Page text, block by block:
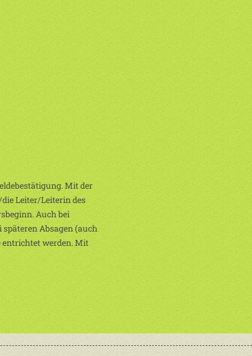
Mit der
Leiter/Leiterin des
Auch bei
Absagen (auch
entrichtet werden. Mit